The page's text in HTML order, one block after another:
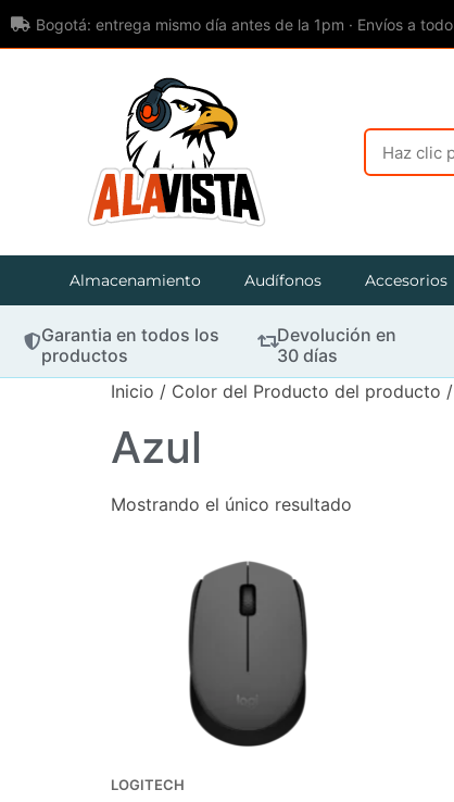
Bogotá: entrega mismo día antes de la 1pm · Envíos a
Almacenamiento Audífonos Accesorios
Garantia en todos los
productos
Devolución en
30 días
Inicio / Color del Producto del producto
Azul
Mostrando el único resultado
LOGITECH